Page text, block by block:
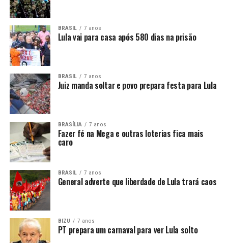
BRASIL 7 anos
Lula vai para casa após 580 dias na prisão
BRASIL 7 anos
Juiz manda soltar e povo prepara festa para Lula
BRASÍLIA 7 anos
Fazer fé na Mega e outras loterias fica mais
caro
BRASIL 7 anos
General adverte que liberdade de Lula trará caos
BIZU 7 anos
PT prepara um carnaval para ver Lula solto